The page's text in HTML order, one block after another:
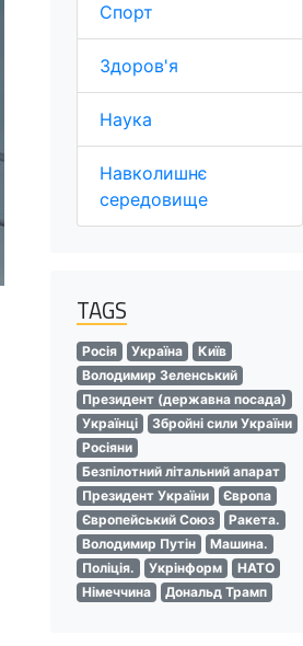
Спорт
Здоров'я
Наука
Навколишнє
середовище
TAGS
Росія Україна
Київ
Володимир Зеленський
Президент (державна посада)
Українці
Збройні сили України
Росіяни
Безпілотний літальний апарат
Президент України
Європа
Європейський Союз
Ракета.
Володимир Путін
Машина.
Поліція.
Укрінформ
НАТО
Німеччина
Дональд Трамп